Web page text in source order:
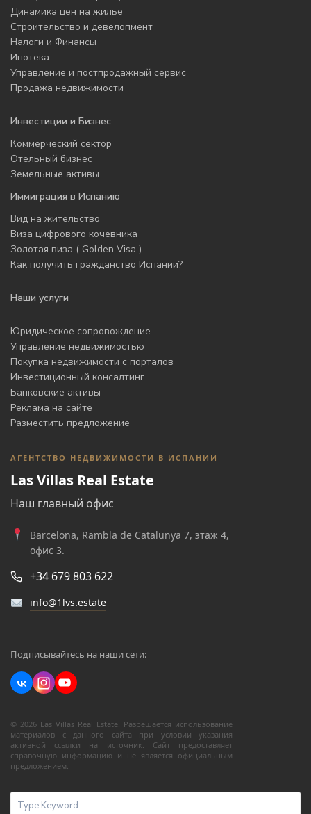
Динамика цен на жилье
Строительство и девелопмент
Налоги и Финансы
Ипотека
Управление и постпродажный сервис
Продажа недвижимости
Инвестиции и Бизнес
Коммерческий сектор
Отельный бизнес
Земельные активы
Иммиграция в Испанию
Вид на жительство
Виза цифрового кочевника
Золотая виза ( Golden Visa )
Как получить гражданство Испании?
Наши услуги
Юридическое сопровождение
Управление недвижимостью
Покупка недвижимости с порталов
Инвестиционный консалтинг
Банковские активы
Реклама на сайте
Разместить предложение
АГЕНТСТВО НЕДВИЖИМОСТИ В ИСПАНИИ
Las Villas Real Estate
Наш главный офис
Barcelona, Rambla de Catalunya 7, этаж 4,
офис 3.
+34 679 803 622
info@1lvs.estate
Подписывайтесь на наши сети:
© 2026 Las Villas Real Estate. Разрешается использование
материалов с данного сайта при условии указания
активной ссылки на источник. Сайт предоставляет
справочную информацию и не является официальным
предложением.